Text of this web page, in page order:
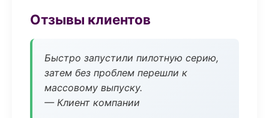
Отзывы клиентов
Быстро запустили пилотную серию,
затем без проблем перешли к
массовому выпуску.
— Клиент компании